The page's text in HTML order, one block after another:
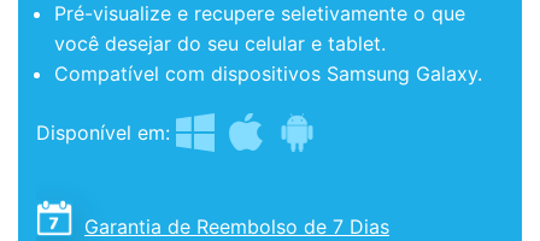
Pré-visualize e recupere seletivamente o que
você desejar do seu celular e tablet.
Compatível com dispositivos Samsung Galaxy.
Disponível em:
Garantia de Reembolso de 7 Dias